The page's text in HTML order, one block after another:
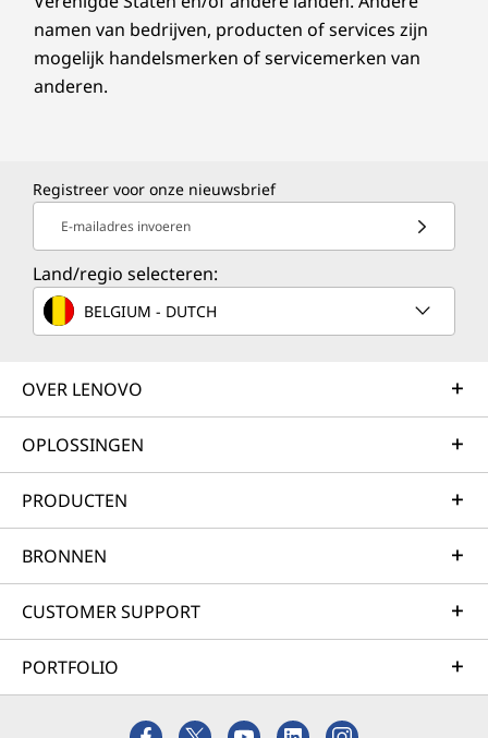
namen van bedrijven, producten of services zijn
mogelijk handelsmerken of servicemerken van
anderen.
Registreer voor onze nieuwsbrief
E-mailadres invoeren
Land/regio selecteren:
BELGIUM - DUTCH
OVER LENOVO
OPLOSSINGEN
PRODUCTEN
BRONNEN
CUSTOMER SUPPORT
PORTFOLIO